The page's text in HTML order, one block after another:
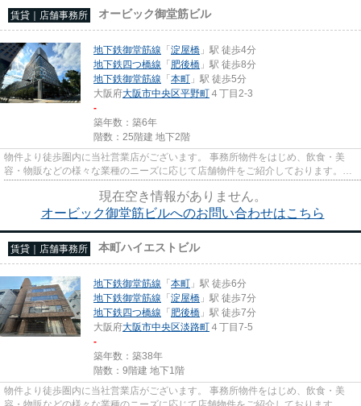
賃貸｜店舗事務所 オービック御堂筋ビル
地下鉄御堂筋線 「淀屋橋 」駅 徒歩4分
地下鉄四つ橋線 「肥後橋 」駅 徒歩8分
地下鉄御堂筋線 「本町 」駅 徒歩5分
大阪府大阪市中央区平野町 ４丁目2-3
-
築年数：築6年
階数：25階建 地下2階
物件より徒歩圏内に当社営業店がございます。 事務所物件をはじめ、飲食・美
容・物販などの様々な業種のニーズに応じて店舗物件をご紹介しております。
尚、弊社ではおとり広告は一切...
現在空き情報がありません。
オービック御堂筋ビルへのお問い合わせはこちら
賃貸｜店舗事務所 本町ハイエストビル
地下鉄御堂筋線 「本町 」駅 徒歩6分
地下鉄御堂筋線 「淀屋橋 」駅 徒歩7分
地下鉄四つ橋線 「肥後橋 」駅 徒歩7分
大阪府大阪市中央区淡路町 ４丁目7-5
-
築年数：築38年
階数：9階建 地下1階
物件より徒歩圏内に当社営業店がございます。 事務所物件をはじめ、飲食・美